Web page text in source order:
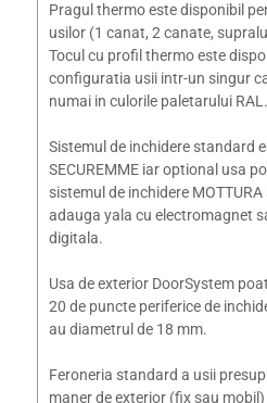
Pragul thermo este disponibil
usilor (1 canat, 2 canate,
Tocul cu profil thermo este
configuratia usii intr-un singur
numai in culorile paletarului
Sistemul de inchidere standard
SECUREMME iar optional usa
sistemul de inchidere
adauga yala cu electromagnet
digitala.
Usa de exterior DoorSystem
20 de puncte periferice de
au diametrul de 18 mm.
Feroneria standard a usii
maner de exterior (fix sau